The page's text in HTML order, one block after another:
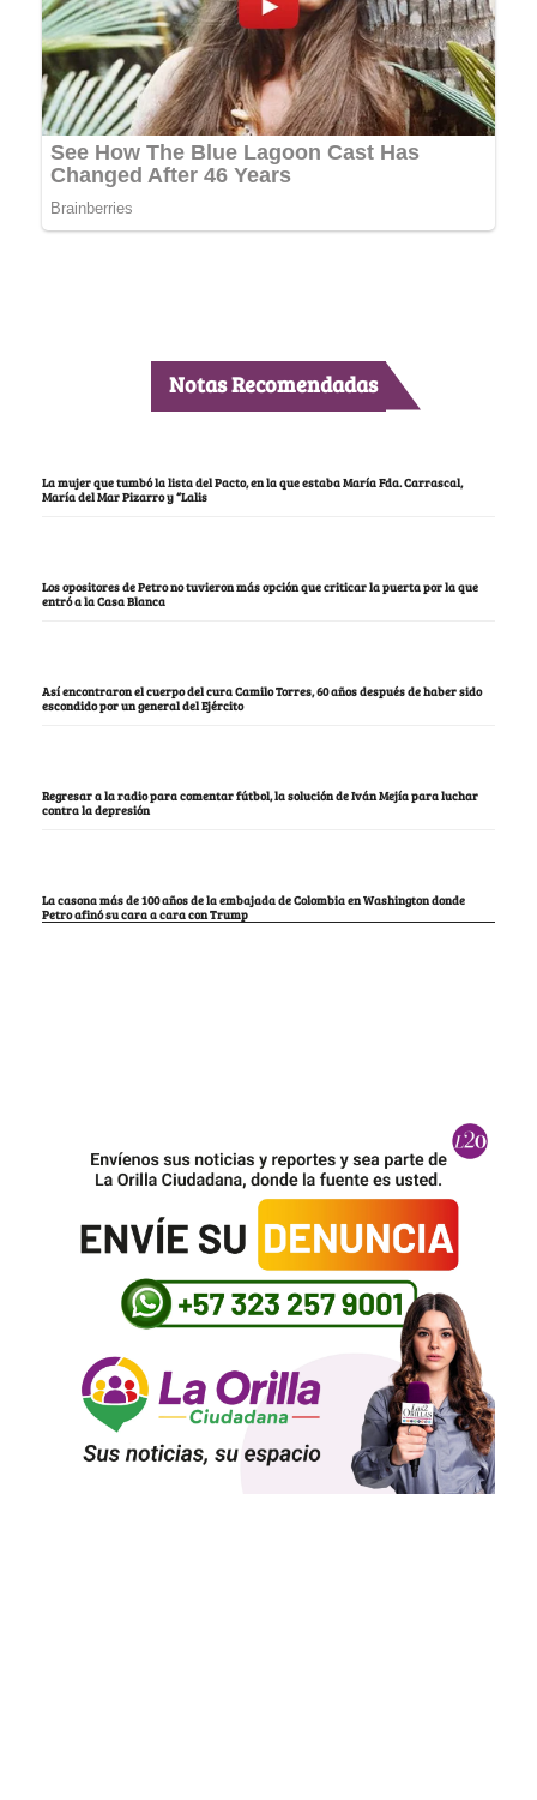
Notas Recomendadas
La mujer que tumbó la lista del Pacto, en la que estaba María Fda. Carrascal,
María del Mar Pizarro y “Lalis
Los opositores de Petro no tuvieron más opción que criticar la puerta por la que
entró a la Casa Blanca
Así encontraron el cuerpo del cura Camilo Torres, 60 años después de haber sido
escondido por un general del Ejército
Regresar a la radio para comentar fútbol, la solución de Iván Mejía para luchar
contra la depresión
La casona más de 100 años de la embajada de Colombia en Washington donde
Petro afinó su cara a cara con Trump